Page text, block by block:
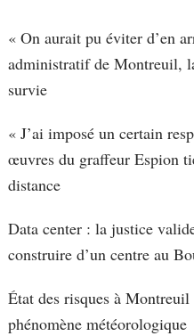
« On aurait pu éviter d’en
administratif de Montreuil,
survie
« J’ai imposé un certain
œuvres du graffeur Espion
distance
Data center : la justice
construire d’un centre au
État des risques à
phénomène météorologique